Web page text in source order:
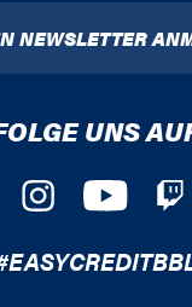
NEWSLETTER
UNS